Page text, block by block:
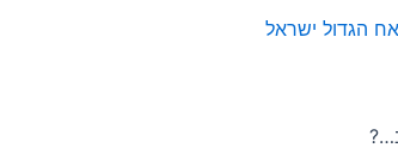
הגדול ישראל